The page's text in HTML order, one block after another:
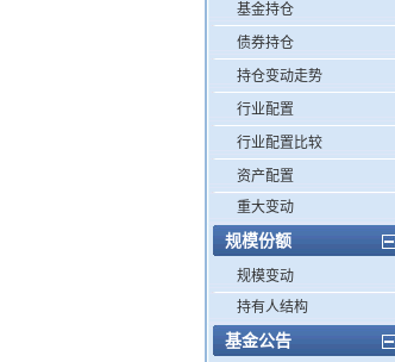
基金持仓
债券持仓
持仓变动走势
行业配置
行业配置比较
资产配置
重大变动
规模份额
规模变动
持有人结构
基金公告